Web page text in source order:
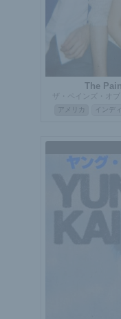
The
ザ・ペインズ・オ
アメリカ インデ